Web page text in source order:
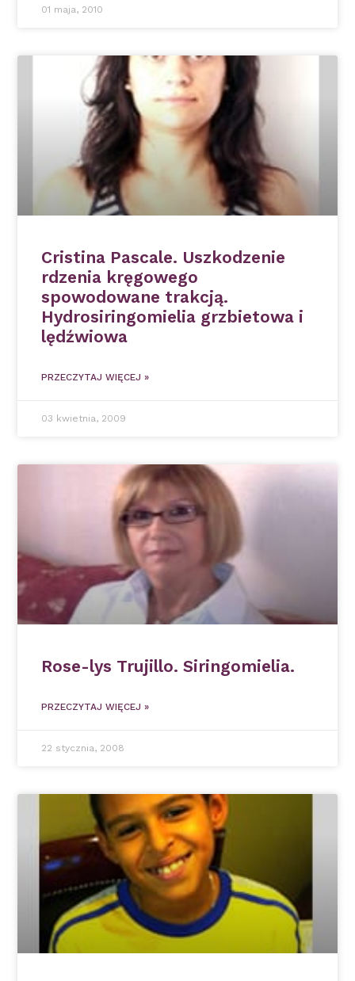
01 maja, 2010
Cristina Pascale. Uszkodzenie
rdzenia kręgowego
spowodowane trakcją.
Hydrosiringomielia grzbietowa i
lędźwiowa
PRZECZYTAJ WIĘCEJ »
03 kwietnia, 2009
Rose-lys Trujillo. Siringomielia.
PRZECZYTAJ WIĘCEJ »
22 stycznia, 2008